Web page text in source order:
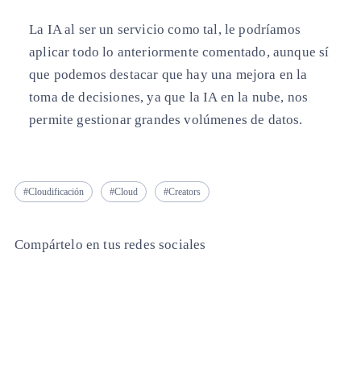
La IA al ser un servicio como tal, le podríamos
aplicar todo lo anteriormente comentado, aunque sí
que podemos destacar que hay una mejora en la
toma de decisiones, ya que la IA en la nube, nos
permite gestionar grandes volúmenes de datos.
Cloudificación Cloud Creators
Compártelo en tus redes sociales